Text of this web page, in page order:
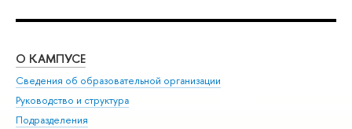
О КАМПУСЕ
Сведения об образовательной организации
Руководство и структура
Подразделения